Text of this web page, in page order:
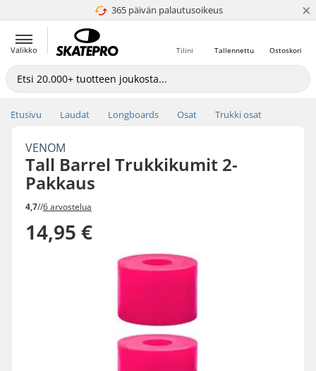
365 päivän palautusoikeus
4.8 / 5 ×
Valikko Ostoskori
Tallennettu
Tilini
Etusivu Laudat Longboards Osat Trukki osat
VENOM
Tall Barrel Trukkikumit 2-
Pakkaus
4,7//6 arvostelua
14,95 €